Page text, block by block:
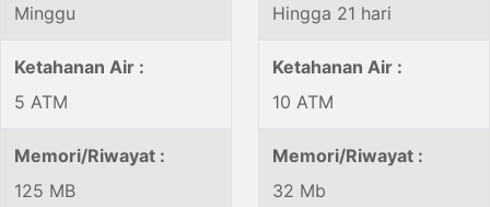
Minggu
Hingga 21 hari
Ketahanan Air :
5 ATM
Ketahanan Air :
10 ATM
Memori/Riwayat :
125 MB
Memori/Riwayat :
32 Mb